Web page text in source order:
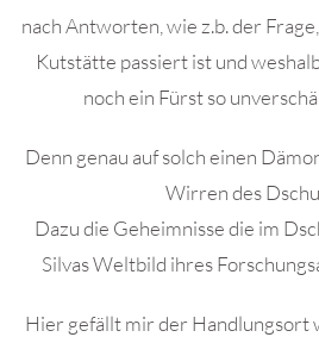
nach Antworten, wie z.b. der
Kutstätte passiert ist und
noch ein Fürst so
Denn genau auf solch einen
Wirren des
Dazu die Geheimnisse die im
Silvas Weltbild ihres
Hier gefällt mir der Handlungsort